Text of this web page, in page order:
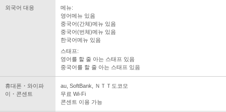
외국어 대응
메뉴:
영어메뉴 있음
중국어(간체)메뉴 있음
중국어(번체)메뉴 있음
한국어메뉴 있음
스태프:
영어를 할 줄 아는 스태프 있음
중국어를 할 줄 아는 스태프 있음
휴대폰・와이파
이・콘센트
au, SoftBank, ＮＴＴ도코모
무료 Wi-Fi
콘센트 이용 가능